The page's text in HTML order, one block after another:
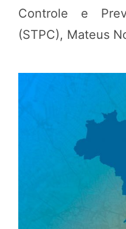
Controle e
(STPC), Mateus